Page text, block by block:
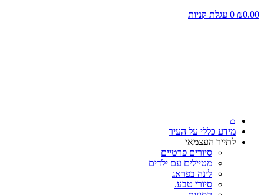
₪0.00
0 עגלת קניות
⌂
מידע כללי על העיר
לתייר העצמאי
סיורים פרטיים
מטיילים עם ילדים
לינה בפראג
סיורי טבע.